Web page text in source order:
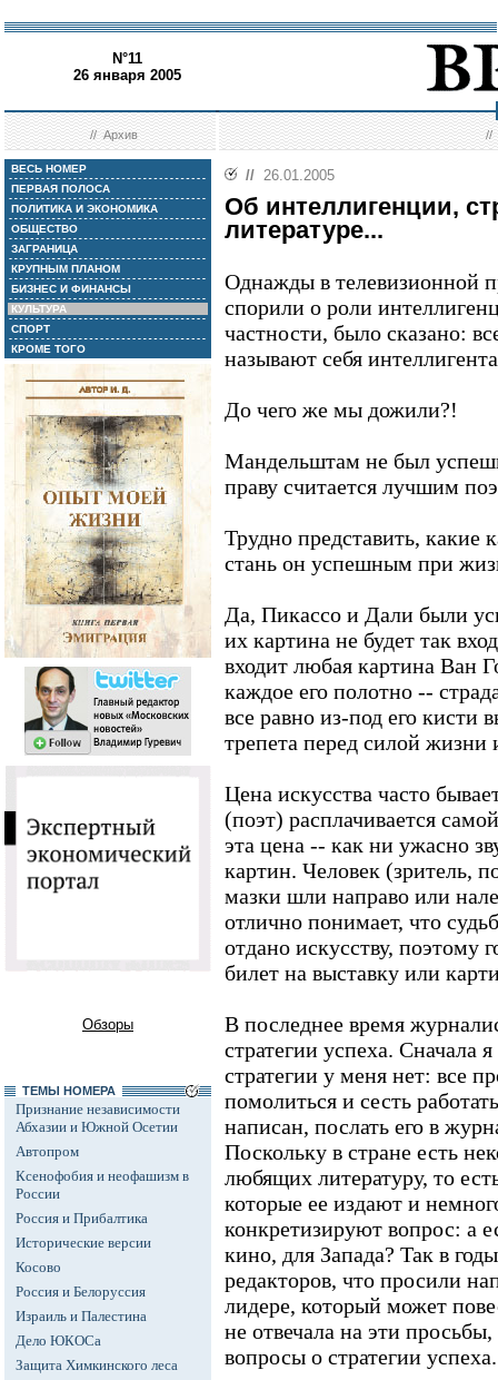
N°11
26 января 2005
//Архив //
ВЕСЬ НОМЕР
ПЕРВАЯ ПОЛОСА
ПОЛИТИКА И ЭКОНОМИКА
ОБЩЕСТВО
ЗАГРАНИЦА
КРУПНЫМ ПЛАНОМ
БИЗНЕС И ФИНАНСЫ
КУЛЬТУРА
СПОРТ
КРОМЕ ТОГО
Обзоры
ТЕМЫ НОМЕРА
Признание независимости
Абхазии и Южной Осетии
Автопром
Ксенофобия и неофашизм в
России
Россия и Прибалтика
Исторические версии
Косово
Россия и Белоруссия
Израиль и Палестина
Дело ЮКОСа
Защита Химкинского леса
// 26.01.2005
Об интеллигенции,
литературе...
Однажды в телевизионной
спорили о роли
частности, было сказано:
называют себя
До чего же мы дожили?!
Мандельштам не был
праву считается лучшим
Трудно представить,
стань он успешным при
Да, Пикассо и Дали были
их картина не будет так
входит любая картина Ван
каждое его полотно --
все равно из-под его кисти
трепета перед силой жизни
Цена искусства часто
(поэт) расплачивается
эта цена -- как ни ужасно
картин. Человек (зритель,
мазки шли направо или
отлично понимает, что
отдано искусству, поэтому
билет на выставку или
В последнее время
стратегии успеха. Сначала
стратегии у меня нет: все
помолиться и сесть
написан, послать его в
Поскольку в стране есть
любящих литературу, то
которые ее издают и
конкретизируют вопрос: а
кино, для Запада? Так в
редакторов, что просили
лидере, который может
не отвечала на эти
вопросы о стратегии успеха.